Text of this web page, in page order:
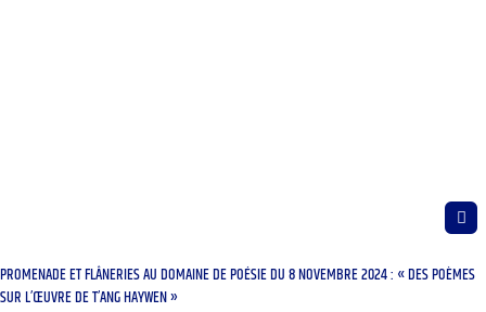
PROMENADE ET FLÂNERIES AU DOMAINE DE POÉSIE DU 8 NOVEMBRE 2024 : « DES POÈMES
SUR L’ŒUVRE DE T’ANG HAYWEN »